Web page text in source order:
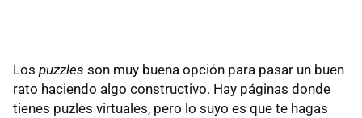
Los puzzles son muy buena opción para pasar un buen
rato haciendo algo constructivo. Hay páginas donde
tienes puzles virtuales, pero lo suyo es que te hagas